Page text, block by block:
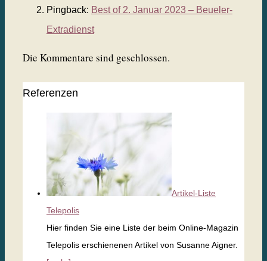
Pingback: Best of 2. Januar 2023 – Beueler-
Extradienst
Die Kommentare sind geschlossen.
Referenzen
Artikel-Liste
Telepolis
Hier finden Sie eine Liste der beim Online-Magazin
Telepolis erschienenen Artikel von Susanne Aigner.